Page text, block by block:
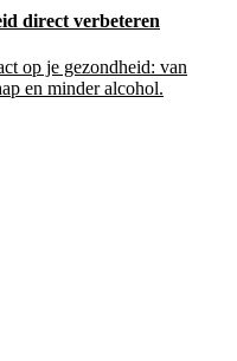
direct verbeteren
op je gezondheid: van
en minder alcohol.